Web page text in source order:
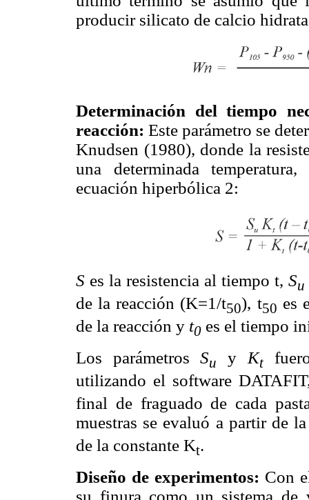
producir silicato de calcio
Determinación del tiempo
reacción: Este parámetro se
Knudsen (1980), donde la
una determinada
ecuación hiperbólica 2:
S es la resistencia al tiempo t, Su
de la reacción (K=1/t50), t50 es
de la reacción y t0 es el tiempo
Los parámetrosSu y Kt
utilizando el software
final de fraguado de cada
muestras se evaluó a partir de
de la constante Kt.
Diseño de experimentos: Con
su finura como un sistema de